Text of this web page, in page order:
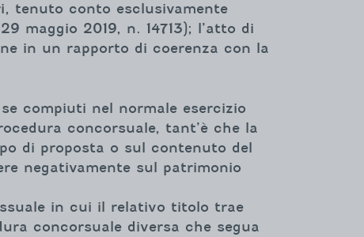
tenuto conto esclusivamente
maggio 2019, n. 14713); l’atto di
in un rapporto di coerenza con la
compiuti nel normale esercizio
concorsuale, tant’è che la
di proposta o sul contenuto del
negativamente sul patrimonio
in cui il relativo titolo trae
concorsuale diversa che segua